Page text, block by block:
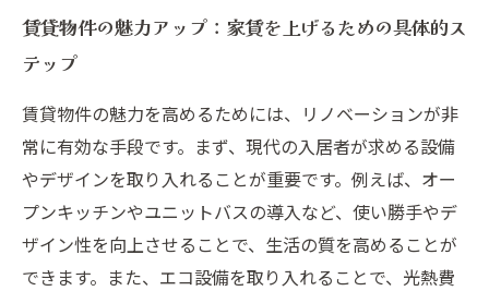
賃貸物件の魅力アップ：家賃を上げるための具体的ス
テップ
賃貸物件の魅力を高めるためには、リノベーションが非
常に有効な手段です。まず、現代の入居者が求める設備
やデザインを取り入れることが重要です。例えば、オー
プンキッチンやユニットバスの導入など、使い勝手やデ
ザイン性を向上させることで、生活の質を高めることが
できます。また、エコ設備を取り入れることで、光熱費